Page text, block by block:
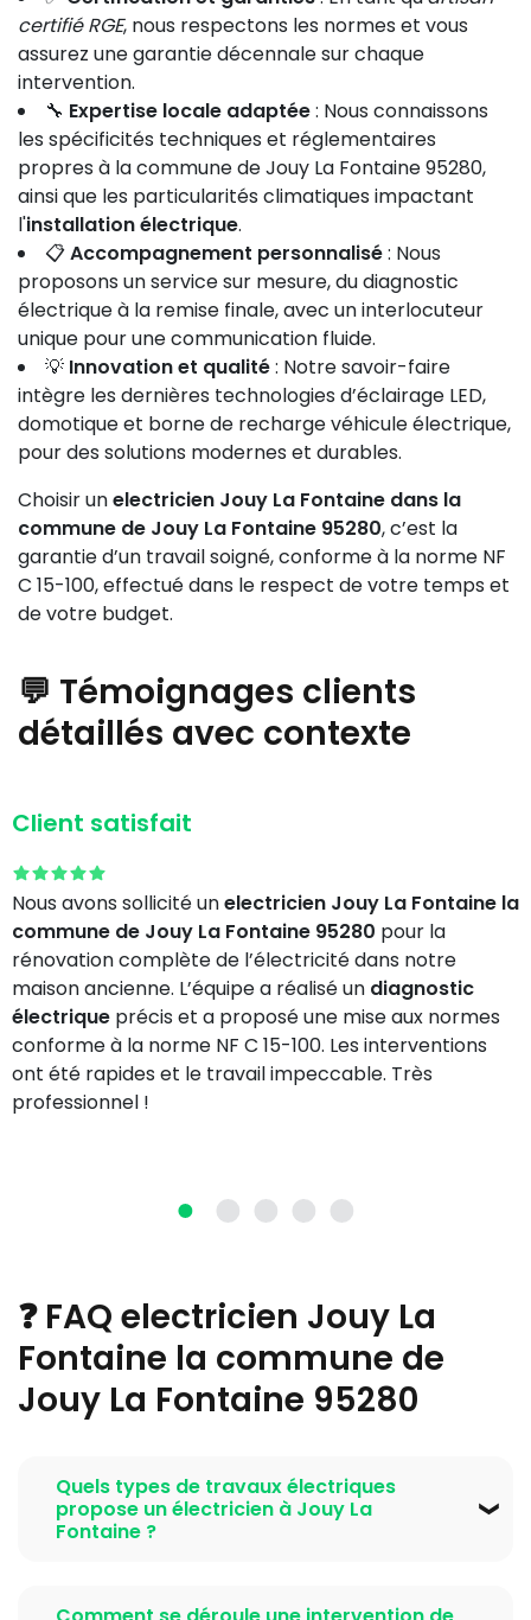
certifié RGE, nous respectons les normes et vous
assurez une garantie décennale sur chaque
intervention.
🔧 Expertise locale adaptée: Nous connaissons
les spécificités techniques et réglementaires
propres à la commune de Jouy La Fontaine 95280,
ainsi que les particularités climatiques impactant
l'installation électrique.
📋Accompagnement personnalisé: Nous
proposons un service sur mesure, du diagnostic
électrique à la remise finale, avec un interlocuteur
unique pour une communication fluide.
💡 Innovation et qualité: Notre savoir-faire
intègre les dernières technologies d’éclairage LED,
domotique et borne de recharge véhicule électrique,
pour des solutions modernes et durables.
Choisir unelectricien Jouy La Fontaine dans la
commune de Jouy La Fontaine 95280, c’est la
garantie d’un travail soigné, conforme à la norme NF
C 15-100, effectué dans le respect de votre temps et
de votre budget.
💬 Témoignages clients
détaillés avec contexte
Client satisfait
Nous avons sollicité unelectricien Jouy La Fontaine la
commune de Jouy La Fontaine 95280 pour la
rénovation complète de l’électricité dans notre
maison ancienne. L’équipe a réalisé un diagnostic
électrique précis et a proposé une mise aux normes
conforme à la norme NF C 15-100. Les interventions
ont été rapides et le travail impeccable. Très
professionnel !
❓ FAQ electricien Jouy La
Fontaine la commune de
Jouy La Fontaine 95280
Quels types de travaux électriques
propose un électricien à Jouy La
Fontaine ?
Jouy La Fontaine 95280 propose une large gamme